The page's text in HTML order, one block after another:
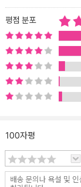
소설의 성공이 금융 위
『모순』이 오히려 작가
러 순위에 진입하는 것을 보고 놀랐다. 작
갑작스레 변해버린 요
우리에게 줄 수 있는 것
게 무언가 위로의 말을
얽힌 이 삶은 여전히 어
있으니, 1998년, 그해의
평점 분포
100자평